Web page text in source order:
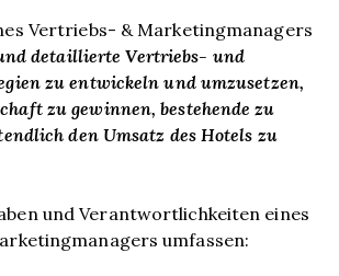
Vertriebs- & Marketingmanagers
detaillierte Vertriebs- und
zu entwickeln und umzusetzen,
zu gewinnen, bestehende zu
den Umsatz des Hotels zu
und Verantwortlichkeiten eines
umfassen: